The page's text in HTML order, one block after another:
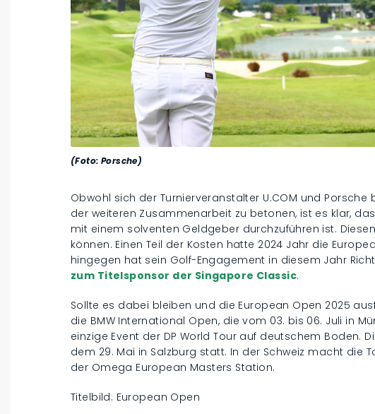
(Foto: Porsche)
Obwohl sich der Turnierveranstalter U.COM und
der weiteren Zusammenarbeit zu betonen, ist es klar,
mit einem solventen Geldgeber durchzuführen ist.
können. Einen Teil der Kosten hatte 2024 Jahr die
hingegen hat sein Golf-Engagement in diesem Jahr
zum Titelsponsor der Singapore Classic.
Sollte es dabei bleiben und die European Open 2025
die BMW International Open, die vom 03. bis 06. Juli in
einzige Event der DP World Tour auf deutschem Boden.
dem 29. Mai in Salzburg statt. In der Schweiz macht die
der Omega European Masters Station.
Titelbild: European Open